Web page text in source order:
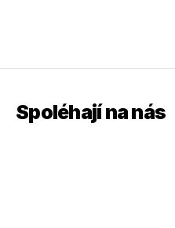
Spoléhají na nás